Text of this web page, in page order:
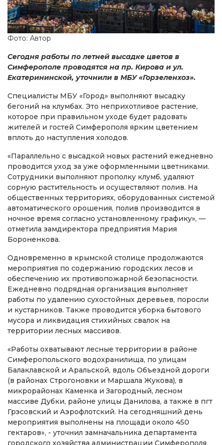
Фото: Автор
Сегодня работы по летней высадке цветов в
Симферополе проводятся на пр. Кирова и ул.
Екатерининской, уточнили в МБУ «Горзеленхоз».
Специалисты МБУ «Город» выполняют высадку
бегоний на клумбах. Это неприхотливое растение,
которое при правильном уходе будет радовать
жителей и гостей Симферополя ярким цветением
вплоть до наступления холодов.
«Параллельно с высадкой новых растений ежедневно
проводится уход за уже оформленными цветниками.
Сотрудники выполняют прополку клумб, удаляют
сорную растительность и осуществляют полив. На
общественных территориях, оборудованных системой
автоматического орошения, полив производится в
ночное время согласно установленному графику», —
отметила замдиректора предприятия Мария
Бороненкова.
Одновременно в крымской столице продолжаются
мероприятия по содержанию городских лесов и
обеспечению их противопожарной безопасности.
Ежедневно подрядная организация выполняет
работы по удалению сухостойных деревьев, поросли
и кустарников. Также проводится уборка бытового
мусора и ликвидация стихийных свалок на
территории лесных массивов.
«Работы охватывают лесные территории в районе
Симферопольского водохранилища, по улицам
Балаклавской и Аральской, вдоль Объездной дороги
(в районах Строгоновки и Маршала Жукова), в
микрорайонах Каменка и Загородный, лесном
массиве Дубки, районе улицы Данилова, а также в пгт
Грэсовский и Аэрофлотский. На сегодняшний день
мероприятия выполнены на площади около 450
гектаров», - уточнил замначальника департамента
городского хозяйства администрации Симферополя